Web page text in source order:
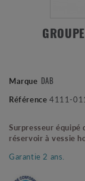
Marque DAB
Référence 4111-
Surpresseur équipé
réservoir à vessie
Garantie 2 ans.